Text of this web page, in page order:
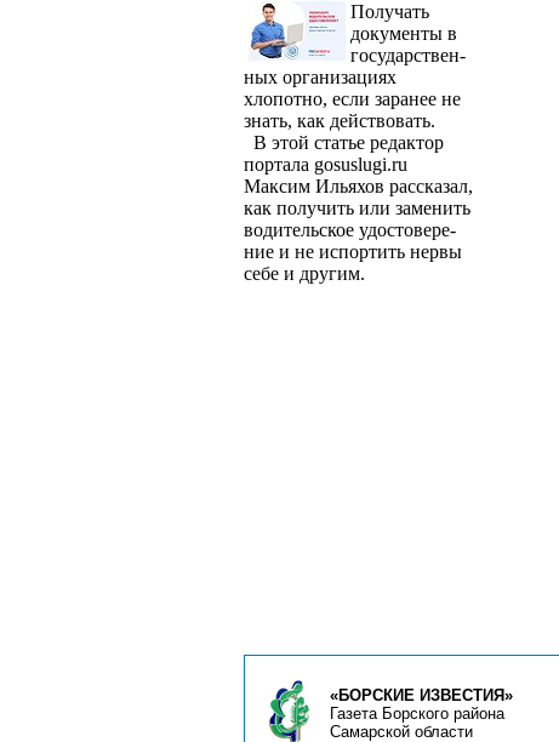
Получать
доку­менты в
государствен­
ных организациях
хлопотно, если заранее не
знать, как действовать.
В этой статье редактор
портала gosuslugi.ru
Максим Ильяхов рассказал,
как получить или заменить
водительское удостовере­
ние и не испортить нервы
себе и другим.
«БОРСКИЕ ИЗВЕСТИЯ»
Газета Борского района
Самарской области